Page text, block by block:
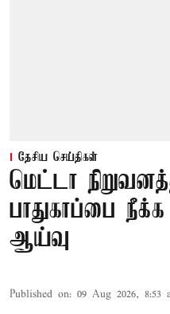
தேசிய செய்திகள்
மெட்டா
பாதுகாப்பை
ஆய்வு
Published on: 09 Aug 2026, 8:53